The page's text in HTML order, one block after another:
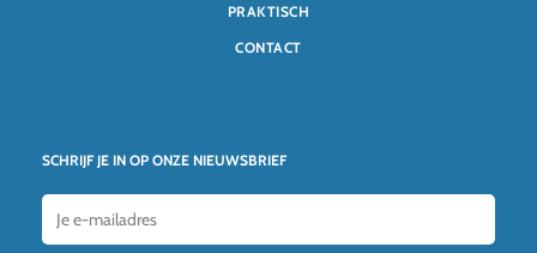
SCHRIJF JE IN OP ONZE NIEUWSBRIEF
PRAKTISCH
CONTACT